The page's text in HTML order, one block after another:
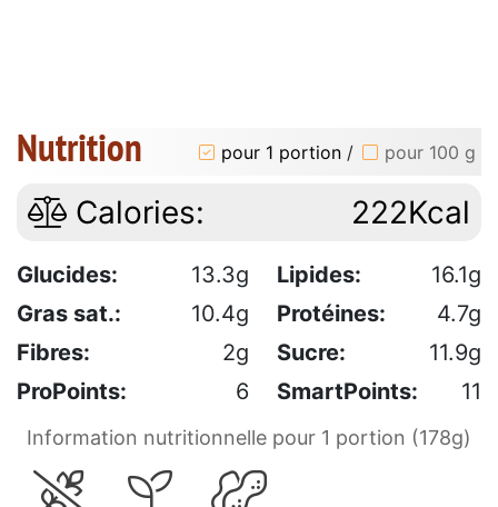
Nutrition pour 1 portion / pour 100 g
Calories: 222Kcal
Glucides: 13.3g Lipides:
16.1g
Gras sat.:
10.4g Protéines:
4.7g
Fibres:
2g Sucre:
11.9g
ProPoints:
6 SmartPoints: 11
Information nutritionnelle pour 1 portion (178g)